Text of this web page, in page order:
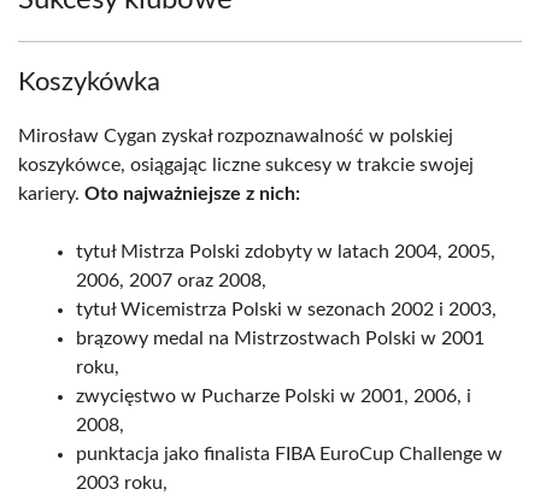
Koszykówka
Mirosław Cygan zyskał rozpoznawalność w polskiej
koszykówce, osiągając liczne sukcesy w trakcie swojej
kariery. Oto najważniejsze z nich:
tytuł Mistrza Polski zdobyty w latach 2004, 2005,
2006, 2007 oraz 2008,
tytuł Wicemistrza Polski w sezonach 2002 i 2003,
brązowy medal na Mistrzostwach Polski w 2001
roku,
zwycięstwo w Pucharze Polski w 2001, 2006, i
2008,
punktacja jako finalista FIBA EuroCup Challenge w
2003 roku,